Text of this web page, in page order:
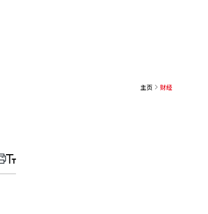
主页 财经
打 调
大